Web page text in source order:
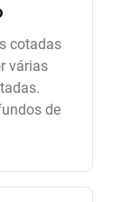
cotadas
várias
de